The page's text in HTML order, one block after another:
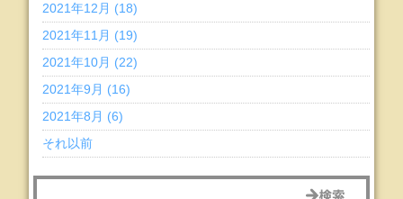
2021年12月 (18)
2021年11月 (19)
2021年10月 (22)
2021年9月 (16)
2021年8月 (6)
それ以前